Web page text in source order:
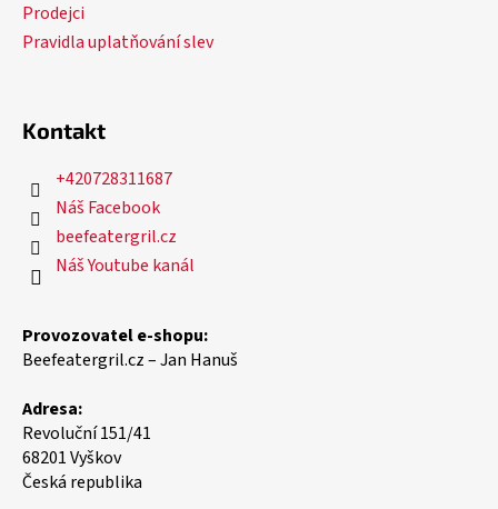
Prodejci
Pravidla uplatňování slev
Kontakt
+420728311687
Náš Facebook
beefeatergril.cz
Náš Youtube kanál
Provozovatel e-shopu:
Beefeatergril.cz – Jan Hanuš
Adresa:
Revoluční 151/41
68201 Vyškov
Česká republika